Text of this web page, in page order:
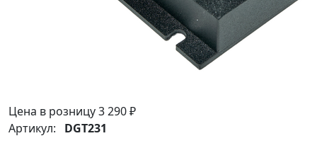
Цена в розницу3 290 ₽
Артикул: DGT231